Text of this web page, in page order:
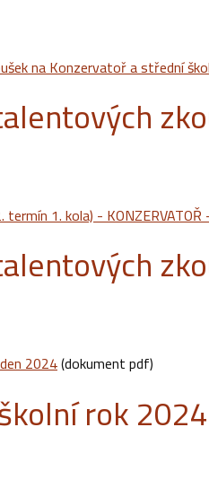
na Konzervatoř a střední
1. kola) -
2024(dokument pdf)
rok